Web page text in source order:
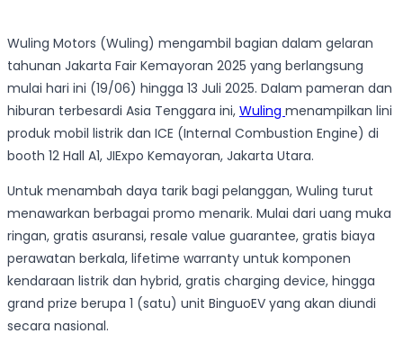
Wuling Motors (Wuling) mengambil bagian dalam gelaran
tahunan Jakarta Fair Kemayoran 2025 yang berlangsung
mulai hari ini (19/06) hingga 13 Juli 2025. Dalam pameran dan
hiburan terbesardi Asia Tenggara ini, Wuling menampilkan lini
produk mobil listrik dan ICE (Internal Combustion Engine) di
booth 12 Hall A1, JIExpo Kemayoran, Jakarta Utara.
Untuk menambah daya tarik bagi pelanggan, Wuling turut
menawarkan berbagai promo menarik. Mulai dari uang muka
ringan, gratis asuransi, resale value guarantee, gratis biaya
perawatan berkala, lifetime warranty untuk komponen
kendaraan listrik dan hybrid, gratis charging device, hingga
grand prize berupa 1 (satu) unit BinguoEV yang akan diundi
secara nasional.